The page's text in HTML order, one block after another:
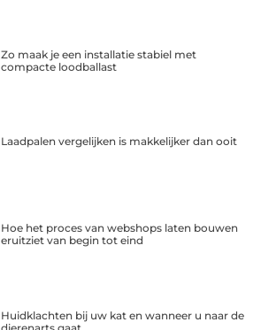
Zo maak je een installatie stabiel met
compacte loodballast
Laadpalen vergelijken is makkelijker dan ooit
Hoe het proces van webshops laten bouwen
eruitziet van begin tot eind
Huidklachten bij uw kat en wanneer u naar de